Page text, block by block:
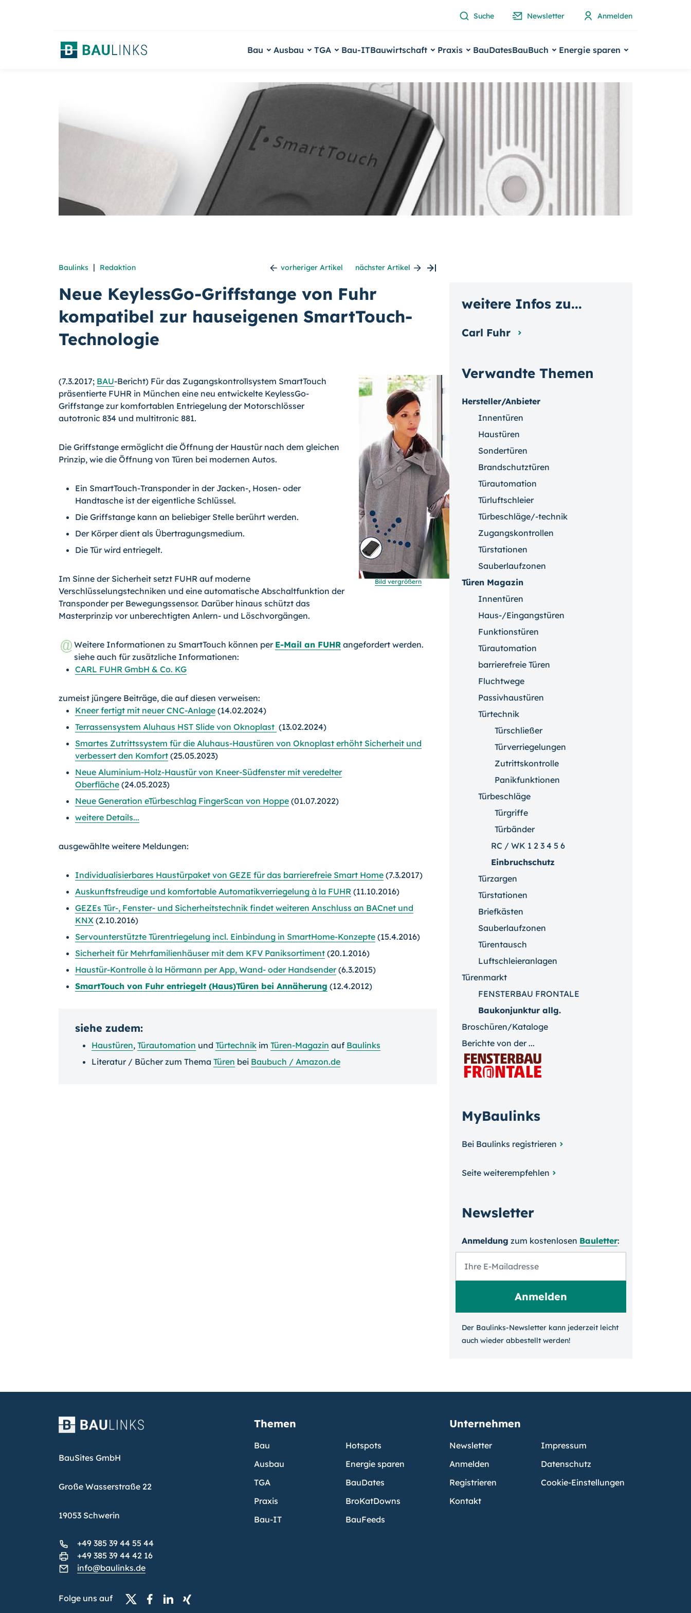
Suche Newsletter Anmelden
Bau Ausbau TGA Bau-ITBauwirtschaft Praxis BauDatesBauBuch Energie sparen
Baulinks | Redaktion vorheriger Artikel nächster Artikel
Neue KeylessGo-Griffstange von Fuhr
kompatibel zur hauseigenen SmartTouch-
Technologie
Bild vergrößern
(7.3.2017; BAU-Bericht) Für das Zugangskontrollsystem SmartTouch
präsentierte FUHR in München eine neu entwickelte KeylessGo-
Griffstange zur komfortablen Entriegelung der Motorschlösser
autotronic 834 und multitronic 881.
Die Griffstange ermöglicht die Öffnung der Haustür nach dem gleichen
Prinzip, wie die Öffnung von Türen bei modernen Autos.
Ein SmartTouch-Transponder in der Jacken-, Hosen- oder
Handtasche ist der eigentliche Schlüssel.
Die Griffstange kann an beliebiger Stelle berührt werden.
Der Körper dient als Übertragungsmedium.
Die Tür wird entriegelt.
Im Sinne der Sicherheit setzt FUHR auf moderne
Verschlüsselungstechniken und eine automatische Abschaltfunktion der
Transponder per Bewegungssensor. Darüber hinaus schützt das
Masterprinzip vor unberechtigten Anlern- und Löschvorgängen.
Weitere Informationen zu SmartTouch können per E-Mail an FUHR angefordert werden.
siehe auch für zusätzliche Informationen:
CARL FUHR GmbH & Co. KG
zumeist jüngere Beiträge, die auf diesen verweisen:
Kneer fertigt mit neuer CNC-Anlage (14.02.2024)
Terrassensystem Aluhaus HST Slide von Oknoplast (13.02.2024)
Smartes Zutrittssystem für die Aluhaus-Haustüren von Oknoplast erhöht Sicherheit und
verbessert den Komfort (25.05.2023)
Neue Aluminium-Holz-Haustür von Kneer-Südfenster mit veredelter
Oberfläche (24.05.2023)
Neue Generation eTürbeschlag FingerScan von Hoppe (01.07.2022)
weitere Details...
ausgewählte weitere Meldungen:
Individualisierbares Haustürpaket von GEZE für das barrierefreie Smart Home (7.3.2017)
Auskunftsfreudige und komfortable Automatikverriegelung à la FUHR (11.10.2016)
GEZEs Tür-, Fenster- und Sicherheitstechnik findet weiteren Anschluss an BACnet und
KNX (2.10.2016)
Servounterstützte Türentriegelung incl. Einbindung in SmartHome-Konzepte (15.4.2016)
Sicherheit für Mehrfamilienhäuser mit dem KFV Paniksortiment (20.1.2016)
Haustür-Kontrolle à la Hörmann per App, Wand- oder Handsender(6.3.2015)
SmartTouch von Fuhr entriegelt (Haus)Türen bei Annäherung (12.4.2012)
siehe zudem:
Haustüren, Türautomation und Türtechnik im Türen-Magazin auf Baulinks
Literatur / Bücher zum Thema Türen bei Baubuch / Amazon.de
Verwandte Themen
Hersteller/Anbieter
Innentüren
Haustüren
Sondertüren
Brandschutztüren
Türautomation
Türluftschleier
Türbeschläge/-technik
Zugangskontrollen
Türstationen
Sauberlaufzonen
Türen Magazin
Innentüren
Haus-/Eingangstüren
Funktionstüren
Türautomation
barrierefreie Türen
Fluchtwege
Passivhaustüren
Türtechnik
Türschließer
Türverriegelungen
Zutrittskontrolle
Panikfunktionen
Türbeschläge
Türgriffe
Türbänder
RC / WK 1 2 3 4 5 6
Einbruchschutz
Türzargen
Türstationen
Briefkästen
Sauberlaufzonen
Türentausch
Luftschleieranlagen
Türenmarkt
FENSTERBAU FRONTALE
Baukonjunktur allg.
Broschüren/Kataloge
Berichte von der ...
MyBaulinks
Bei Baulinks registrieren
Seite weiterempfehlen
Newsletter
Anmeldung zum kosten­losen Bauletter:
Der Baulinks-Newsletter kann jeder­zeit leicht
auch wieder ab­bestellt werden!
weitere Infos zu...
Carl Fuhr
BauSites GmbH
Große Wasserstraße 22
19053 Schwerin
+49 385 39 44 55 44
+49 385 39 44 42 16
info@baulinks.de
Folge uns auf
Themen
Bau
Ausbau
TGA
Praxis
Bau-IT
Hotspots
Energie sparen
BauDates
BroKatDowns
BauFeeds
Unternehmen
Newsletter
Anmelden
Registrieren
Kontakt
Impressum
Datenschutz
Cookie-Einstellungen